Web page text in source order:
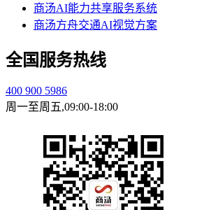
商汤AI能力共享服务系统
商汤方舟交通AI视觉方案
全国服务热线
400 900 5986
周一至周五,09:00-18:00